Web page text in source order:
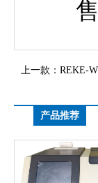
售后
上一款： REKE-
产品推荐